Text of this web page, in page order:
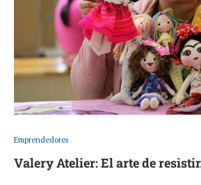
Emprendedores
Valery Atelier: El arte de